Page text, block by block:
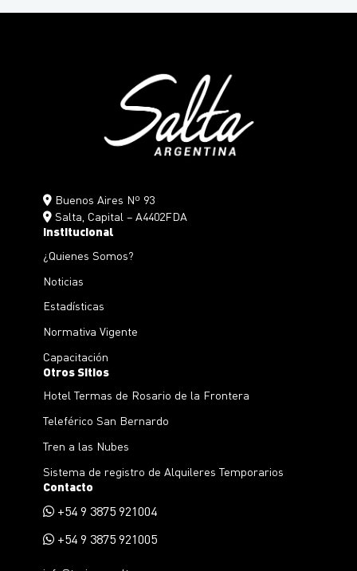
Buenos Aires Nº 93
Salta, Capital – A4402FDA
Institucional
¿Quienes Somos?
Noticias
Estadísticas
Normativa Vigente
Capacitación
Otros Sitios
Hotel Termas de Rosario de la Frontera
Teleférico San Bernardo
Tren a las Nubes
Sistema de registro de Alquileres Temporarios
Contacto
+54 9 3875 921004
+54 9 3875 921005